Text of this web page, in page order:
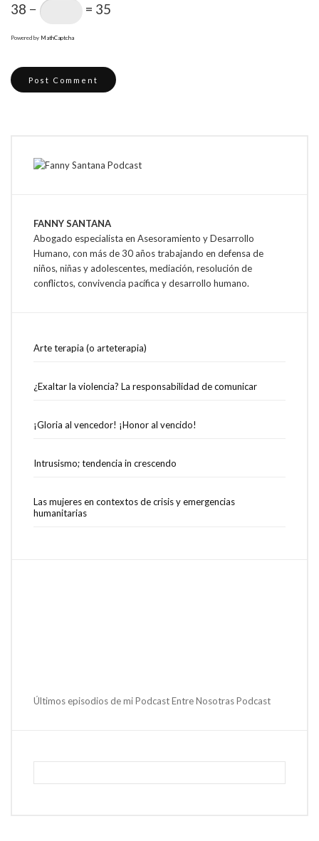
38 −
= 35
Powered by MathCaptcha
FANNY SANTANA
Abogado especialista en Asesoramiento y Desarrollo
Humano, con más de 30 años trabajando en defensa de
niños, niñas y adolescentes, mediación, resolución de
conflictos, convivencia pacífica y desarrollo humano.
Arte terapia (o arteterapia)
¿Exaltar la violencia? La responsabilidad de comunicar
¡Gloria al vencedor! ¡Honor al vencido!
Intrusismo; tendencia in crescendo
Las mujeres en contextos de crisis y emergencias
humanitarias
Últimos episodios de mi Podcast Entre Nosotras Podcast